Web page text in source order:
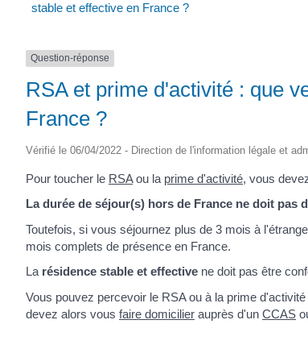
stable et effective en France ?
Question-réponse
RSA et prime d'activité : que
France ?
Vérifié le 06/04/2022 - Direction de l'information légale et
Pour toucher le RSAou la prime d'activité, vous
La durée de séjour(s) hors de France ne doit pas
Toutefois, si vous séjournez plus de 3 mois à
mois complets de présence en France.
La résidence stable et effective ne doit pas être
Vous pouvez percevoir le RSA ou à la prime
devez alors vous faire domicilier auprès d'un CCAS